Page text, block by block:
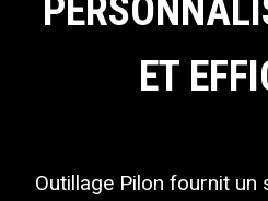
ET
Outillage Pilon fournit un